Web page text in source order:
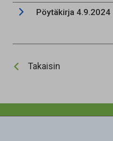
Pöytäkirja 4.9.2024
Takaisin